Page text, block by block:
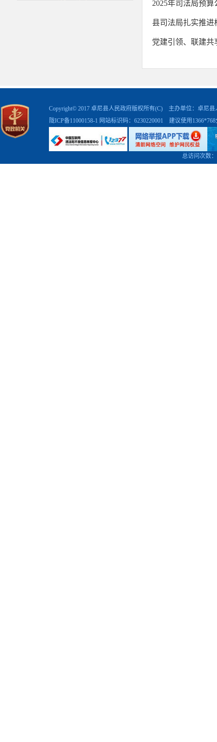
2025年司法局预算
县司法局扎实推
党建引领、联建共
Copyright© 2017 卓尼县人民政府版权所有(C) 主办单位：卓尼
陇ICP备11000158-1 网站标识码：6230220001 建议使用
总访问次数：